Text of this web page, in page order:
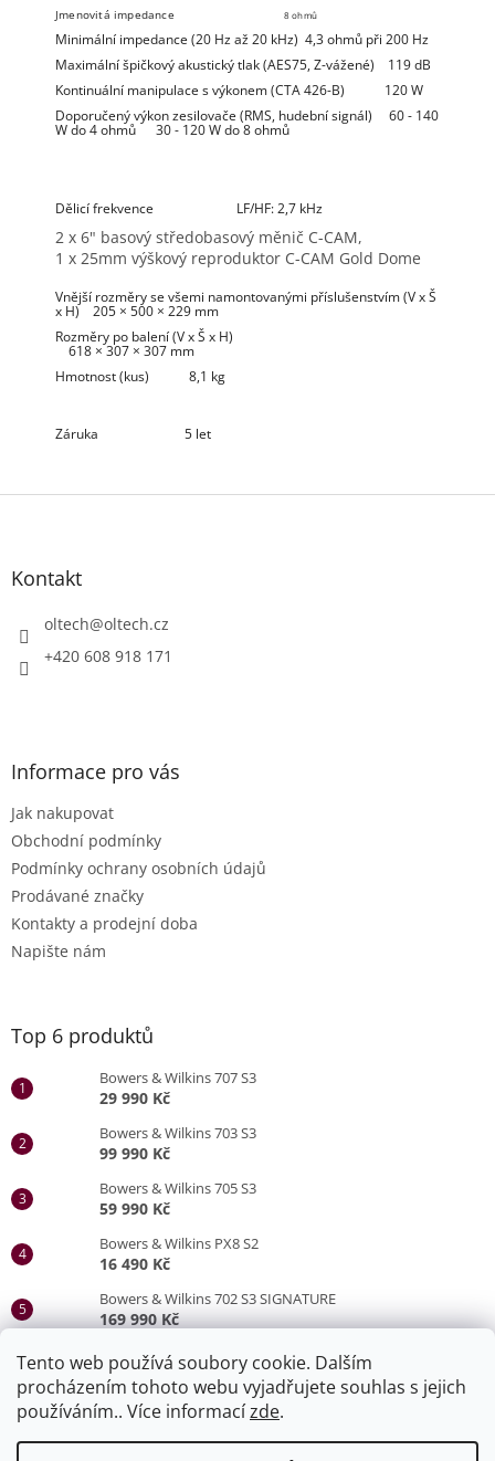
Tento web používá soubory cookie. Dalším
procházením tohoto webu vyjadřujete souhlas s jejich
používáním.. Více informacízde.
Jmenovitá impedance 8 ohmů
Minimální impedance (20 Hz až 20 kHz) 4,3 ohmů při 200 Hz
Maximální špičkový akustický tlak (AES75, Z-vážené) 119 dB
Kontinuální manipulace s výkonem (CTA 426-B) 120 W
Doporučený výkon zesilovače (RMS, hudební signál) 60 - 140
W do 4 ohmů 30 - 120 W do 8 ohmů
Dělicí frekvence LF/HF: 2,7 kHz
2 x 6" basový středobasový měnič C-CAM,
1 x 25mm výškový reproduktor C-CAM Gold Dome
Vnější rozměry se všemi namontovanými příslušenstvím (V x Š
x H) 205 × 500 × 229 mm
Rozměry po balení (V x Š x H)
618 × 307 × 307 mm
Hmotnost (kus) 8,1 kg
Záruka 5 let
Z
Kontakt
oltech@oltech.cz
+420 608 918 171
Informace pro vás
Jak nakupovat
Obchodní podmínky
Podmínky ochrany osobních údajů
Prodávané značky
Kontakty a prodejní doba
Napište nám
Top 6 produktů
Bowers & Wilkins 707 S3
29 990 Kč
Bowers & Wilkins 703 S3
99 990 Kč
Bowers & Wilkins 705 S3
59 990 Kč
Bowers & Wilkins PX8 S2
16 490 Kč
Bowers & Wilkins 702 S3 SIGNATURE
169 990 Kč
Bowers & Wilkins 705 S3 SIGNATURE
79 990 Kč